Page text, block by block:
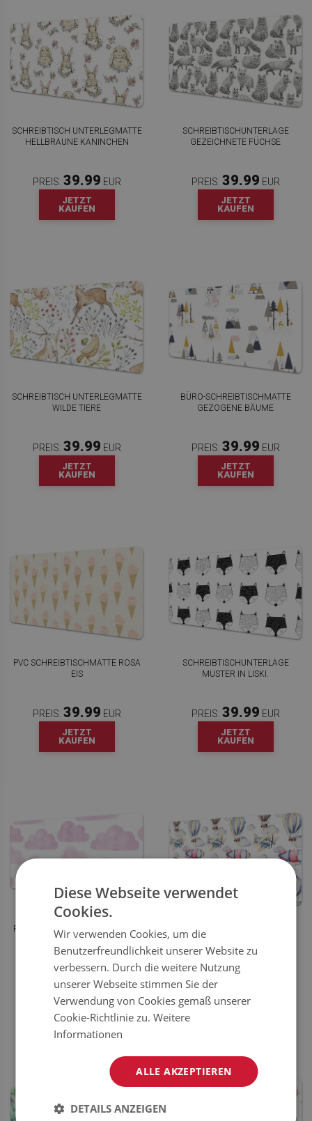
SCHREIBTISCH UNTERLEGMATTE
HELLBRAUNE KANINCHEN
PREIS: 39.99 EUR
JETZT
KAUFEN
SCHREIBTISCHUNTERLAGE
GEZEICHNETE FÜCHSE
PREIS: 39.99 EUR
JETZT
KAUFEN
SCHREIBTISCH UNTERLEGMATTE
WILDE TIERE
PREIS: 39.99 EUR
JETZT
KAUFEN
BÜRO-SCHREIBTISCHMATTE
GEZOGENE BÄUME
PREIS: 39.99 EUR
JETZT
KAUFEN
PVC SCHREIBTISCHMATTE ROSA
EIS
PREIS: 39.99 EUR
JETZT
KAUFEN
SCHREIBTISCHUNTERLAGE
MUSTER IN LISKI.
PREIS: 39.99 EUR
JETZT
KAUFEN
PVC SCHREIBTISCHMATTE ROSA
WOLKEN
39.99 EUR
JETZT
KAUFEN
SCHREIBTISCHUNTERLAGE
BALLONS UND LUFTSCHIFFEN
PREIS: 39.99
JETZT
KAUFEN
Diese Webseite verwendet
Cookies.
Wir verwenden Cookies, um die
Benutzerfreundlichkeit unserer Website zu
verbessern. Durch die weitere Nutzung
unserer Webseite stimmen Sie der
Verwendung von Cookies gemäß unserer
Cookie-Richtlinie zu.Weitere
Informationen
ALLE AKZEPTIEREN
DETAILS ANZEIGEN